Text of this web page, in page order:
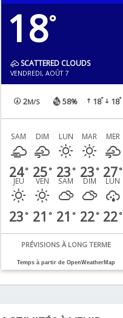
18°
SCATTERED CLOUDS
VENDREDI, AOÛT 7
2M/S 58% 18° 18°
SAM
24°
DIM
25°
LUN
23 °
MAR
23 °
MER
27°
JEU
23 °
VEN
21 °
SAM
21 °
DIM
22°
LUN
22°
PRÉVISIONS À LONG TERME
Temps à partir de OpenWeatherMap